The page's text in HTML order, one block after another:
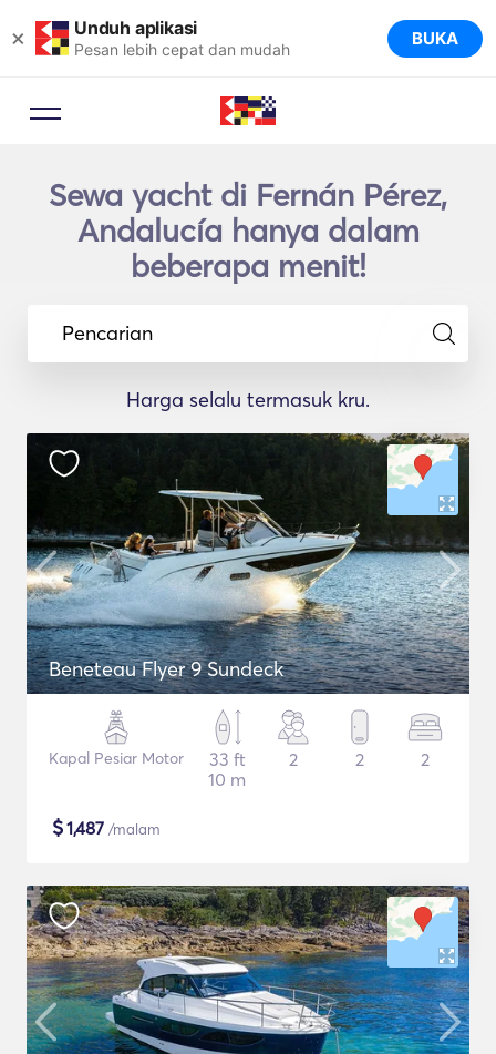
× Unduh aplikasi
Pesan lebih cepat dan mudah BUKA
Sewa yacht di Fernán Pérez,
Andalucía hanya dalam
beberapa menit!
Pencarian
Harga selalu termasuk kru.
Beneteau Flyer 9 Sundeck
Kapal Pesiar Motor
33 ft
10 m
2 2 2
$1,487 /malam